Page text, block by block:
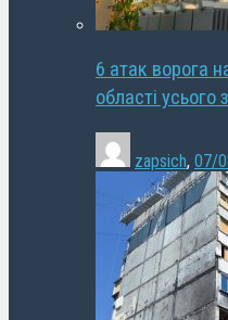
6 атак ворога
області усього
zapsich, 07/